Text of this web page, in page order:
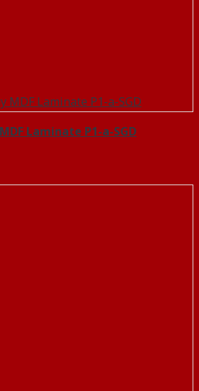
Laminate P1-a-SGD